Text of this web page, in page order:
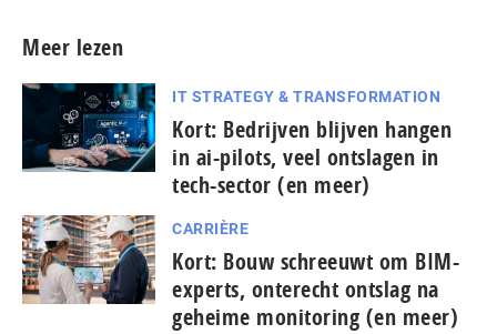
Meer lezen
IT STRATEGY & TRANSFORMATION
Kort: Bedrijven blijven hangen
in ai-pilots, veel ontslagen in
tech-sector (en meer)
CARRIÈRE
Kort: Bouw schreeuwt om BIM-
experts, onterecht ontslag na
geheime monitoring (en meer)